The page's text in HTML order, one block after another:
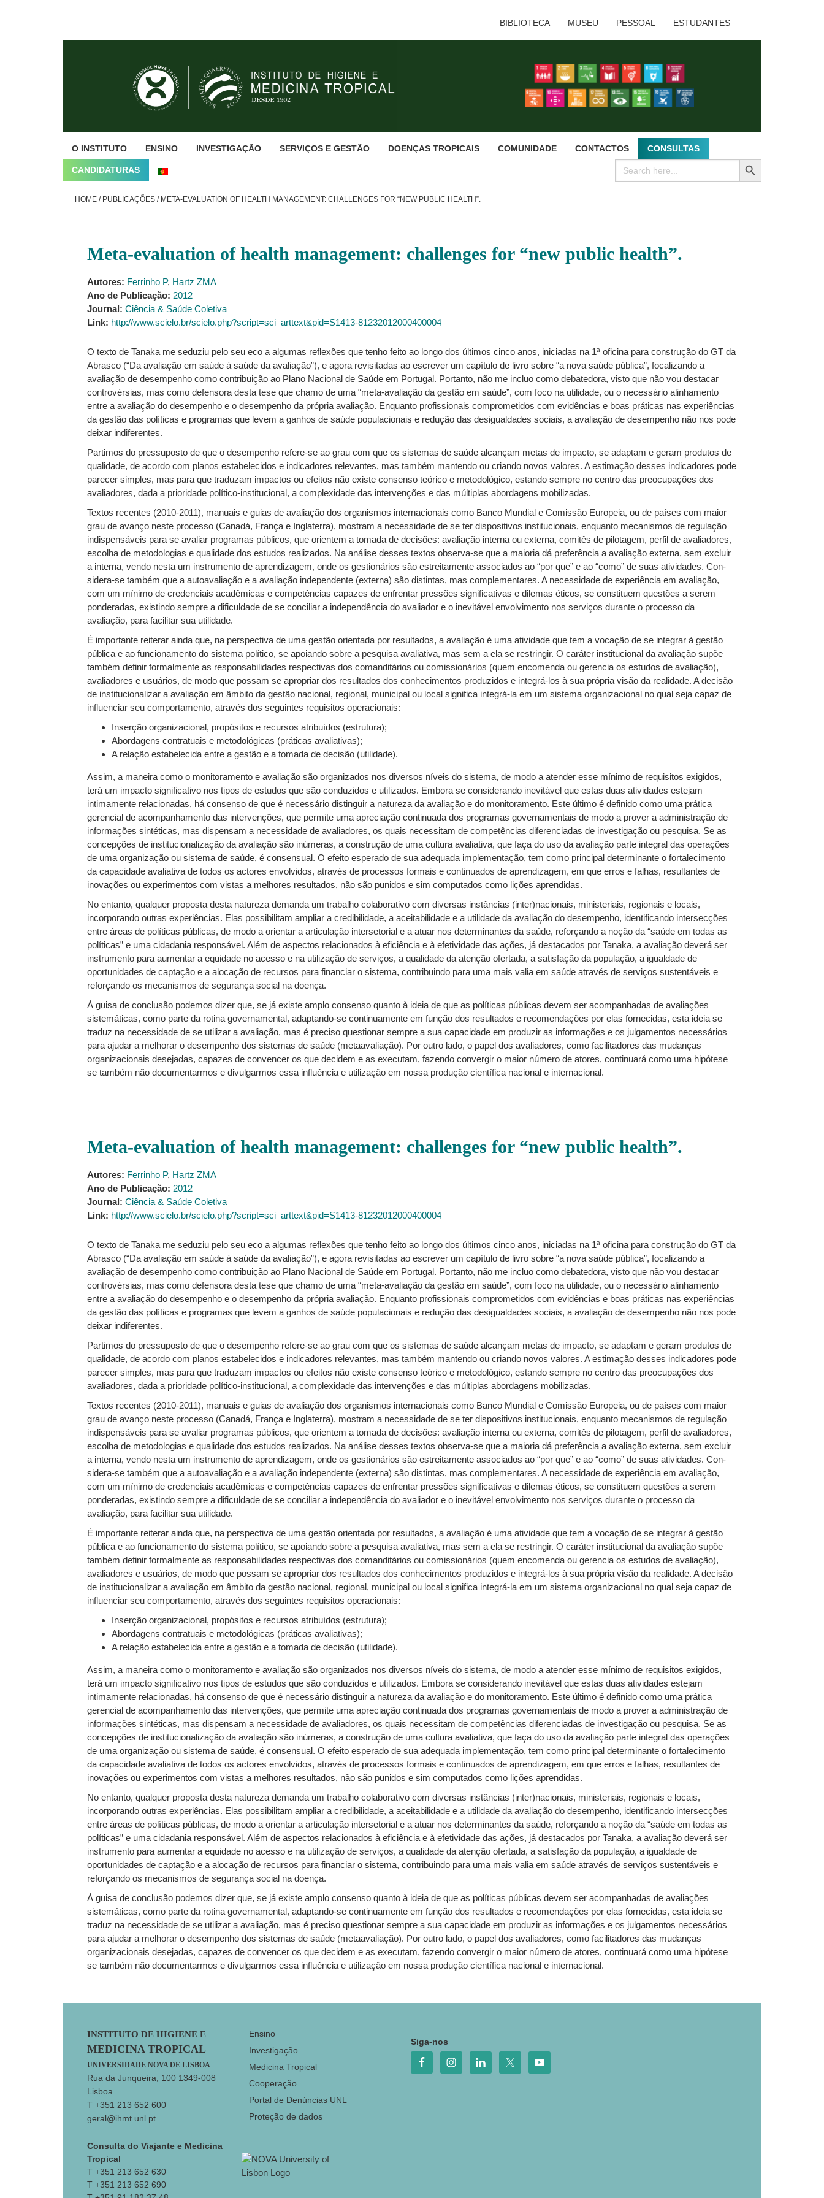
BIBLIOTECA MUSEU PESSOAL ESTUDANTES
O INSTITUTO ENSINO INVESTIGAÇÃO SERVIÇOS E GESTÃO DOENÇAS TROPICAIS COMUNIDADE CONTACTOS CONSULTAS
CANDIDATURAS
Search
for:
SEARCH BUTTON
HOME / PUBLICAÇÕES /META-EVALUATION OF HEALTH MANAGEMENT: CHALLENGES FOR “NEW PUBLIC HEALTH”.
Meta-evaluation of health management: challenges for “new public health”.
Autores: Ferrinho P, Hartz ZMA
Ano de Publicação: 2012
Journal: Ciência & Saúde Coletiva
Link: http://www.scielo.br/scielo.php?script=sci_arttext&pid=S1413-81232012000400004
O texto de Tanaka me seduziu pelo seu eco a algumas reflexões que tenho feito ao longo dos últimos cinco anos, iniciadas na 1ª oficina para construção do GT da
Abrasco (“Da avaliação em saúde à saúde da avaliação”), e agora revisitadas ao escrever um capítulo de livro sobre “a nova saúde pública”, focalizando a
avaliação de desempenho como contribuição ao Plano Nacional de Saúde em Portugal. Portanto, não me incluo como debatedora, visto que não vou destacar
controvérsias, mas como defensora desta tese que chamo de uma “meta-avaliação da gestão em saúde”, com foco na utilidade, ou o necessário alinhamento
entre a avaliação do desempenho e o desempenho da própria avaliação. Enquanto profissionais comprometidos com evidências e boas práticas nas experiências
da gestão das políticas e programas que levem a ganhos de saúde populacionais e redução das desigualdades sociais, a avaliação de desempenho não nos pode
deixar indiferentes.
Partimos do pressuposto de que o desempenho refere-se ao grau com que os sistemas de saúde alcançam metas de impacto, se adaptam e geram produtos de
qualidade, de acordo com planos estabelecidos e indicadores relevantes, mas também mantendo ou criando novos valores. A estimação desses indicadores pode
parecer simples, mas para que traduzam impactos ou efeitos não existe consenso teórico e metodológico, estando sempre no centro das preocupações dos
avaliadores, dada a prioridade político-institucional, a complexidade das intervenções e das múltiplas abordagens mobilizadas.
Textos recentes (2010-2011), manuais e guias de avaliação dos organismos internacionais como Banco Mundial e Comissão Europeia, ou de países com maior
grau de avanço neste processo (Canadá, França e Inglaterra), mostram a necessidade de se ter dispositivos institucionais, enquanto mecanismos de regulação
indispensáveis para se avaliar programas públicos, que orientem a tomada de decisões: avaliação interna ou externa, comitês de pilotagem, perfil de avaliadores,
escolha de metodologias e qualidade dos estudos realizados. Na análise desses textos observa-se que a maioria dá preferência a avaliação externa, sem excluir
a interna, vendo nesta um instrumento de aprendizagem, onde os gestionários são estreitamente associados ao “por que” e ao “como” de suas atividades. Con-
sidera-se também que a autoavaliação e a avaliação independente (externa) são distintas, mas complementares. A necessidade de experiência em avaliação,
com um mínimo de credenciais acadêmicas e competências capazes de enfrentar pressões significativas e dilemas éticos, se constituem questões a serem
ponderadas, existindo sempre a dificuldade de se conciliar a independência do avaliador e o inevitável envolvimento nos serviços durante o processo da
avaliação, para facilitar sua utilidade.
É importante reiterar ainda que, na perspectiva de uma gestão orientada por resultados, a avaliação é uma atividade que tem a vocação de se integrar à gestão
pública e ao funcionamento do sistema político, se apoiando sobre a pesquisa avaliativa, mas sem a ela se restringir. O caráter institucional da avaliação supõe
também definir formalmente as responsabilidades respectivas dos comanditários ou comissionários (quem encomenda ou gerencia os estudos de avaliação),
avaliadores e usuários, de modo que possam se apropriar dos resultados dos conhecimentos produzidos e integrá-los à sua própria visão da realidade. A decisão
de institucionalizar a avaliação em âmbito da gestão nacional, regional, municipal ou local significa integrá-la em um sistema organizacional no qual seja capaz de
influenciar seu comportamento, através dos seguintes requisitos operacionais:
Inserção organizacional, propósitos e recursos atribuídos (estrutura);
Abordagens contratuais e metodológicas (práticas avaliativas);
A relação estabelecida entre a gestão e a tomada de decisão (utilidade).
Assim, a maneira como o monitoramento e avaliação são organizados nos diversos níveis do sistema, de modo a atender esse mínimo de requisitos exigidos,
terá um impacto significativo nos tipos de estudos que são conduzidos e utilizados. Embora se considerando inevitável que estas duas atividades estejam
intimamente relacionadas, há consenso de que é necessário distinguir a natureza da avaliação e do monitoramento. Este último é definido como uma prática
gerencial de acompanhamento das intervenções, que permite uma apreciação continuada dos programas governamentais de modo a prover a administração de
informações sintéticas, mas dispensam a necessidade de avaliadores, os quais necessitam de competências diferenciadas de investigação ou pesquisa. Se as
concepções de institucionalização da avaliação são inúmeras, a construção de uma cultura avaliativa, que faça do uso da avaliação parte integral das operações
de uma organização ou sistema de saúde, é consensual. O efeito esperado de sua adequada implementação, tem como principal determinante o fortalecimento
da capacidade avaliativa de todos os actores envolvidos, através de processos formais e continuados de aprendizagem, em que erros e falhas, resultantes de
inovações ou experimentos com vistas a melhores resultados, não são punidos e sim computados como lições aprendidas.
No entanto, qualquer proposta desta natureza demanda um trabalho colaborativo com diversas instâncias (inter)nacionais, ministeriais, regionais e locais,
incorporando outras experiências. Elas possibilitam ampliar a credibilidade, a aceitabilidade e a utilidade da avaliação do desempenho, identificando intersecções
entre áreas de políticas públicas, de modo a orientar a articulação intersetorial e a atuar nos determinantes da saúde, reforçando a noção da “saúde em todas as
políticas” e uma cidadania responsável. Além de aspectos relacionados à eficiência e à efetividade das ações, já destacados por Tanaka, a avaliação deverá ser
instrumento para aumentar a equidade no acesso e na utilização de serviços, a qualidade da atenção ofertada, a satisfação da população, a igualdade de
oportunidades de captação e a alocação de recursos para financiar o sistema, contribuindo para uma mais valia em saúde através de serviços sustentáveis e
reforçando os mecanismos de segurança social na doença.
À guisa de conclusão podemos dizer que, se já existe amplo consenso quanto à ideia de que as políticas públicas devem ser acompanhadas de avaliações
sistemáticas, como parte da rotina governamental, adaptando-se continuamente em função dos resultados e recomendações por elas fornecidas, esta ideia se
traduz na necessidade de se utilizar a avaliação, mas é preciso questionar sempre a sua capacidade em produzir as informações e os julgamentos necessários
para ajudar a melhorar o desempenho dos sistemas de saúde (metaavaliação). Por outro lado, o papel dos avaliadores, como facilitadores das mudanças
organizacionais desejadas, capazes de convencer os que decidem e as executam, fazendo convergir o maior número de atores, continuará como uma hipótese
se também não documentarmos e divulgarmos essa influência e utilização em nossa produção científica nacional e internacional.
Meta-evaluation of health management: challenges for “new public health”.
Autores: Ferrinho P, Hartz ZMA
Ano de Publicação: 2012
Journal: Ciência & Saúde Coletiva
Link: http://www.scielo.br/scielo.php?script=sci_arttext&pid=S1413-81232012000400004
O texto de Tanaka me seduziu pelo seu eco a algumas reflexões que tenho feito ao longo dos últimos cinco anos, iniciadas na 1ª oficina para construção do GT da
Abrasco (“Da avaliação em saúde à saúde da avaliação”), e agora revisitadas ao escrever um capítulo de livro sobre “a nova saúde pública”, focalizando a
avaliação de desempenho como contribuição ao Plano Nacional de Saúde em Portugal. Portanto, não me incluo como debatedora, visto que não vou destacar
controvérsias, mas como defensora desta tese que chamo de uma “meta-avaliação da gestão em saúde”, com foco na utilidade, ou o necessário alinhamento
entre a avaliação do desempenho e o desempenho da própria avaliação. Enquanto profissionais comprometidos com evidências e boas práticas nas experiências
da gestão das políticas e programas que levem a ganhos de saúde populacionais e redução das desigualdades sociais, a avaliação de desempenho não nos pode
deixar indiferentes.
Partimos do pressuposto de que o desempenho refere-se ao grau com que os sistemas de saúde alcançam metas de impacto, se adaptam e geram produtos de
qualidade, de acordo com planos estabelecidos e indicadores relevantes, mas também mantendo ou criando novos valores. A estimação desses indicadores pode
parecer simples, mas para que traduzam impactos ou efeitos não existe consenso teórico e metodológico, estando sempre no centro das preocupações dos
avaliadores, dada a prioridade político-institucional, a complexidade das intervenções e das múltiplas abordagens mobilizadas.
Textos recentes (2010-2011), manuais e guias de avaliação dos organismos internacionais como Banco Mundial e Comissão Europeia, ou de países com maior
grau de avanço neste processo (Canadá, França e Inglaterra), mostram a necessidade de se ter dispositivos institucionais, enquanto mecanismos de regulação
indispensáveis para se avaliar programas públicos, que orientem a tomada de decisões: avaliação interna ou externa, comitês de pilotagem, perfil de avaliadores,
escolha de metodologias e qualidade dos estudos realizados. Na análise desses textos observa-se que a maioria dá preferência a avaliação externa, sem excluir
a interna, vendo nesta um instrumento de aprendizagem, onde os gestionários são estreitamente associados ao “por que” e ao “como” de suas atividades. Con-
sidera-se também que a autoavaliação e a avaliação independente (externa) são distintas, mas complementares. A necessidade de experiência em avaliação,
com um mínimo de credenciais acadêmicas e competências capazes de enfrentar pressões significativas e dilemas éticos, se constituem questões a serem
ponderadas, existindo sempre a dificuldade de se conciliar a independência do avaliador e o inevitável envolvimento nos serviços durante o processo da
avaliação, para facilitar sua utilidade.
É importante reiterar ainda que, na perspectiva de uma gestão orientada por resultados, a avaliação é uma atividade que tem a vocação de se integrar à gestão
pública e ao funcionamento do sistema político, se apoiando sobre a pesquisa avaliativa, mas sem a ela se restringir. O caráter institucional da avaliação supõe
também definir formalmente as responsabilidades respectivas dos comanditários ou comissionários (quem encomenda ou gerencia os estudos de avaliação),
avaliadores e usuários, de modo que possam se apropriar dos resultados dos conhecimentos produzidos e integrá-los à sua própria visão da realidade. A decisão
de institucionalizar a avaliação em âmbito da gestão nacional, regional, municipal ou local significa integrá-la em um sistema organizacional no qual seja capaz de
influenciar seu comportamento, através dos seguintes requisitos operacionais:
Inserção organizacional, propósitos e recursos atribuídos (estrutura);
Abordagens contratuais e metodológicas (práticas avaliativas);
A relação estabelecida entre a gestão e a tomada de decisão (utilidade).
Assim, a maneira como o monitoramento e avaliação são organizados nos diversos níveis do sistema, de modo a atender esse mínimo de requisitos exigidos,
terá um impacto significativo nos tipos de estudos que são conduzidos e utilizados. Embora se considerando inevitável que estas duas atividades estejam
intimamente relacionadas, há consenso de que é necessário distinguir a natureza da avaliação e do monitoramento. Este último é definido como uma prática
gerencial de acompanhamento das intervenções, que permite uma apreciação continuada dos programas governamentais de modo a prover a administração de
informações sintéticas, mas dispensam a necessidade de avaliadores, os quais necessitam de competências diferenciadas de investigação ou pesquisa. Se as
concepções de institucionalização da avaliação são inúmeras, a construção de uma cultura avaliativa, que faça do uso da avaliação parte integral das operações
de uma organização ou sistema de saúde, é consensual. O efeito esperado de sua adequada implementação, tem como principal determinante o fortalecimento
da capacidade avaliativa de todos os actores envolvidos, através de processos formais e continuados de aprendizagem, em que erros e falhas, resultantes de
inovações ou experimentos com vistas a melhores resultados, não são punidos e sim computados como lições aprendidas.
No entanto, qualquer proposta desta natureza demanda um trabalho colaborativo com diversas instâncias (inter)nacionais, ministeriais, regionais e locais,
incorporando outras experiências. Elas possibilitam ampliar a credibilidade, a aceitabilidade e a utilidade da avaliação do desempenho, identificando intersecções
entre áreas de políticas públicas, de modo a orientar a articulação intersetorial e a atuar nos determinantes da saúde, reforçando a noção da “saúde em todas as
políticas” e uma cidadania responsável. Além de aspectos relacionados à eficiência e à efetividade das ações, já destacados por Tanaka, a avaliação deverá ser
instrumento para aumentar a equidade no acesso e na utilização de serviços, a qualidade da atenção ofertada, a satisfação da população, a igualdade de
oportunidades de captação e a alocação de recursos para financiar o sistema, contribuindo para uma mais valia em saúde através de serviços sustentáveis e
reforçando os mecanismos de segurança social na doença.
À guisa de conclusão podemos dizer que, se já existe amplo consenso quanto à ideia de que as políticas públicas devem ser acompanhadas de avaliações
sistemáticas, como parte da rotina governamental, adaptando-se continuamente em função dos resultados e recomendações por elas fornecidas, esta ideia se
traduz na necessidade de se utilizar a avaliação, mas é preciso questionar sempre a sua capacidade em produzir as informações e os julgamentos necessários
para ajudar a melhorar o desempenho dos sistemas de saúde (metaavaliação). Por outro lado, o papel dos avaliadores, como facilitadores das mudanças
organizacionais desejadas, capazes de convencer os que decidem e as executam, fazendo convergir o maior número de atores, continuará como uma hipótese
se também não documentarmos e divulgarmos essa influência e utilização em nossa produção científica nacional e internacional.
Footer
INSTITUTO DE HIGIENE E
MEDICINA TROPICAL
UNIVERSIDADE NOVA DE LISBOA
Rua da Junqueira, 100 1349-008
Lisboa
T +351 213 652 600
geral@ihmt.unl.pt
Consulta do Viajante e Medicina
Tropical
T +351 213 652 630
T +351 213 652 690
Ensino
Investigação
Medicina Tropical
Cooperação
Portal de Denúncias UNL
Proteção de dados
Siga-nos